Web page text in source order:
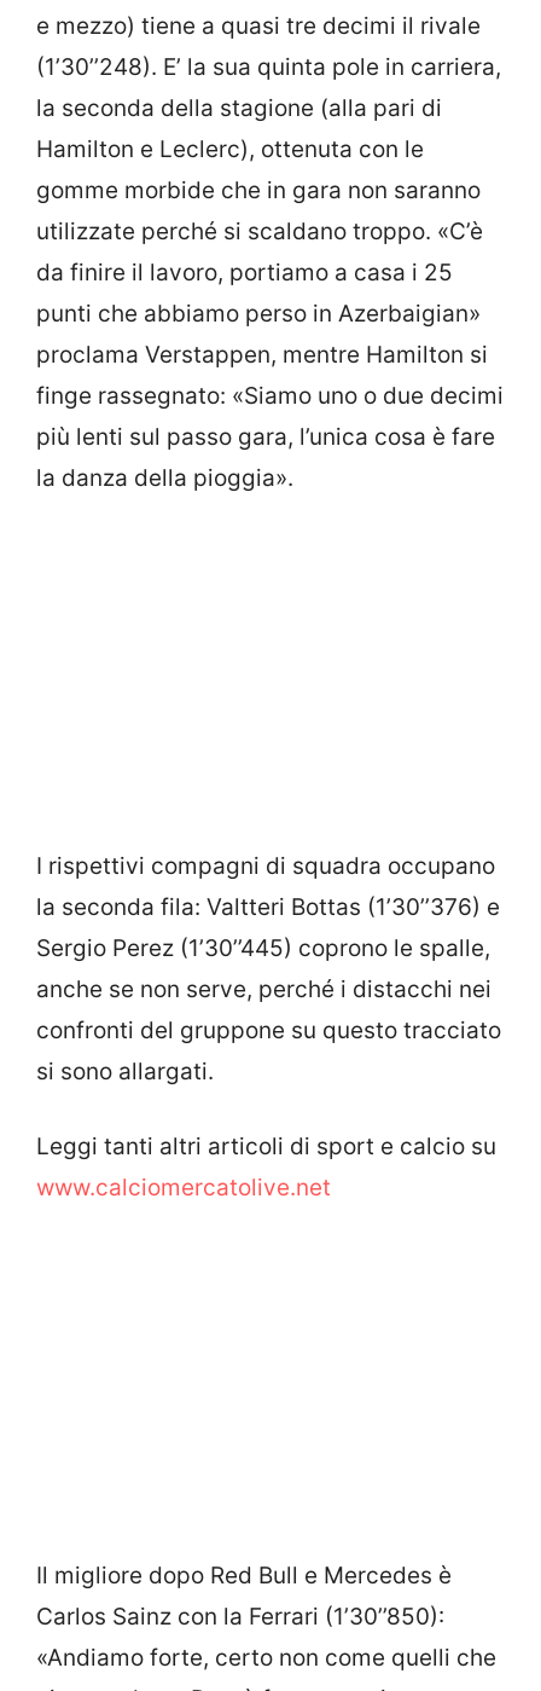
e mezzo) tiene a quasi tre decimi il rivale
(1’30’’248). E’ la sua quinta pole in carriera,
la seconda della stagione (alla pari di
Hamilton e Leclerc), ottenuta con le
gomme morbide che in gara non saranno
utilizzate perché si scaldano troppo. «C’è
da finire il lavoro, portiamo a casa i 25
punti che abbiamo perso in Azerbaigian»
proclama Verstappen, mentre Hamilton si
finge rassegnato: «Siamo uno o due decimi
più lenti sul passo gara, l’unica cosa è fare
la danza della pioggia».
I rispettivi compagni di squadra occupano
la seconda fila: Valtteri Bottas (1’30’’376) e
Sergio Perez (1’30’’445) coprono le spalle,
anche se non serve, perché i distacchi nei
confronti del gruppone su questo tracciato
si sono allargati.
Leggi tanti altri articoli di sport e calcio su
www.calciomercatolive.net
Il migliore dopo Red Bull e Mercedes è
Carlos Sainz con la Ferrari (1’30’’850):
«Andiamo forte, certo non come quelli che